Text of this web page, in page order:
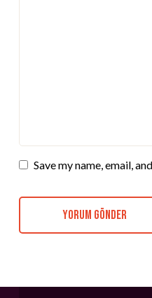
Save my name, email,